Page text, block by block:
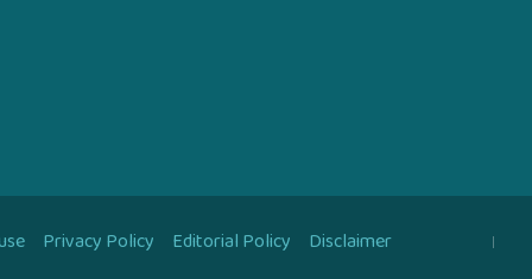
Privacy Policy Editorial Policy Disclaimer